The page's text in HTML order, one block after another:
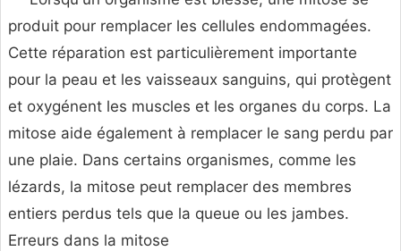
produit pour remplacer les cellules endommagées.
Cette réparation est particulièrement importante
pour la peau et les vaisseaux sanguins, qui protègent
et oxygénent les muscles et les organes du corps. La
mitose aide également à remplacer le sang perdu par
une plaie. Dans certains organismes, comme les
lézards, la mitose peut remplacer des membres
entiers perdus tels que la queue ou les jambes.
Erreurs dans la mitose